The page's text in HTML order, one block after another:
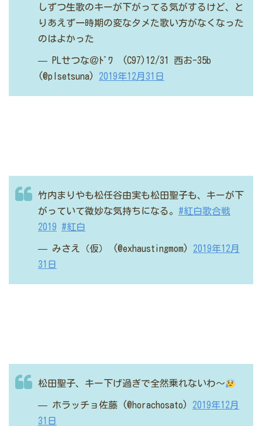
しずつ生歌のキーが下がってる気がするけど、と
りあえず一時期の変なタメた歌い方がなくなった
のはよかった
— PLせつな＠ﾄﾞﾜ (C97)12/31 西お-35b
(@plsetsuna) 2019年12月31日
竹内まりやも松任谷由実も松田聖子も、キーが下
がっていて微妙な気持ちになる。 #紅白歌合戦
2019
#紅白
— みさえ（仮） (@exhaustingmom) 2019年12月
31日
松田聖子、キー下げ過ぎで全然乗れないわ～
— ホラッチョ佐藤 (@horachosato) 2019年12月
31日